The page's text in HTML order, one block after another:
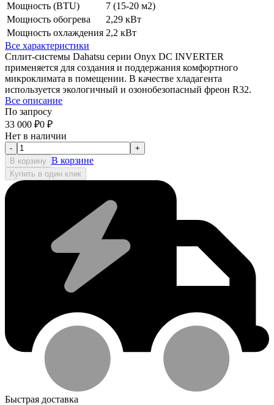
Мощность (BTU)
7 (15-20 м2)
Мощность обогрева
2,29 кВт
Мощность охлаждения 2,2 кВт
Все характеристики
Сплит-системы Dahatsu серии Onyx DC INVERTER
применяется для создания и поддержания комфортного
микроклимата в помещении. В качестве хладагента
используется экологичный и озонобезопасный фреон R32.
Все описание
По запросу
33 000 ₽0 ₽
Нет в наличии
-
+
В корзину В корзине
Купить в один клик
Быстрая доставка